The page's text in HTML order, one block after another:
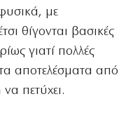
με
θίγονται βασικές
γιατί πολλές
αποτελέσματα από
πετύχει.